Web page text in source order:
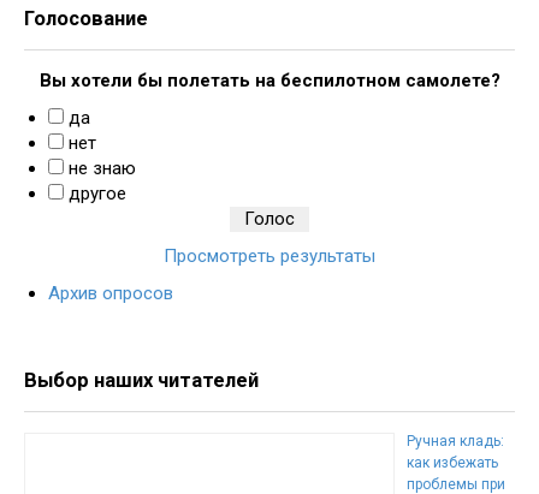
Голосование
Вы хотели бы полетать на беспилотном самолете?
да
нет
не знаю
другое
Просмотреть результаты
Архив опросов
Выбор наших читателей
Ручная кладь:
как избежать
проблемы при